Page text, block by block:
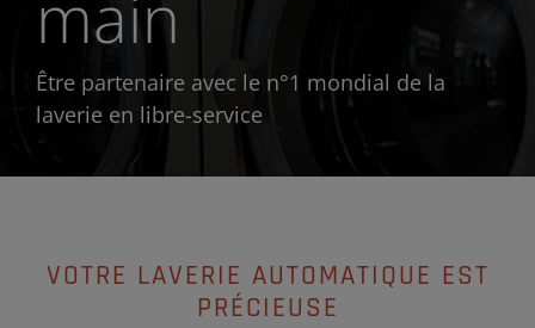
main
Être partenaire avec le n°1 mondial de la
laverie en libre-service
VOTRE LAVERIE AUTOMATIQUE EST
PRÉCIEUSE